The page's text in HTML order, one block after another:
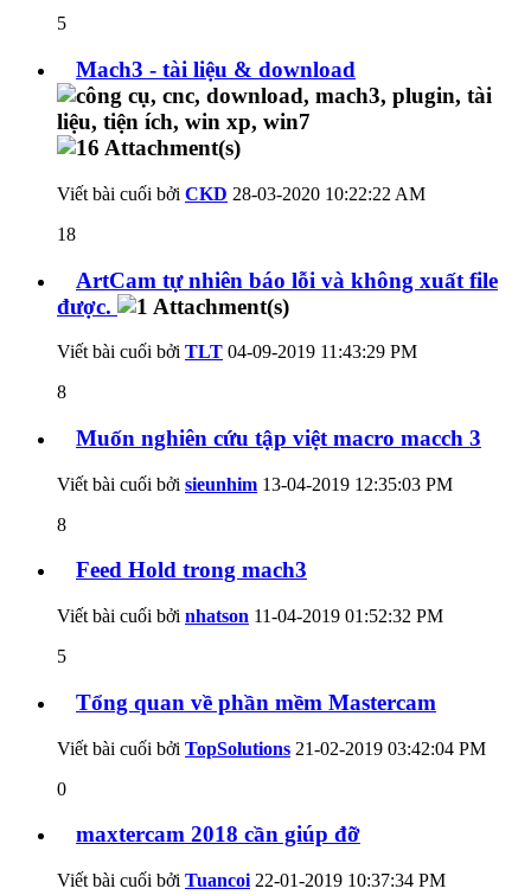
5
Mach3 - tài liệu & download
Viết bài cuối bởi CKD 28-03-2020 10:22:22 AM
18
ArtCam tự nhiên báo lỗi và không xuất file
được.
Viết bài cuối bởi TLT 04-09-2019 11:43:29 PM
8
Muốn nghiên cứu tập việt macro macch 3
Viết bài cuối bởi sieunhim 13-04-2019 12:35:03 PM
8
Feed Hold trong mach3
Viết bài cuối bởi nhatson 11-04-2019 01:52:32 PM
5
Tổng quan về phần mềm Mastercam
Viết bài cuối bởi TopSolutions 21-02-2019 03:42:04 PM
0
maxtercam 2018 cần giúp đỡ
Viết bài cuối bởi Tuancoi 22-01-2019 10:37:34 PM